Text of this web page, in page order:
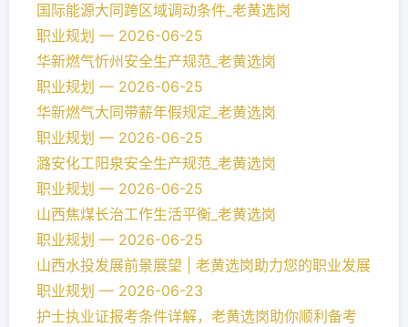
国际能源大同跨区域调动条件_老黄选岗
职业规划 — 2026-06-25
华新燃气忻州安全生产规范_老黄选岗
职业规划 — 2026-06-25
华新燃气大同带薪年假规定_老黄选岗
职业规划 — 2026-06-25
潞安化工阳泉安全生产规范_老黄选岗
职业规划 — 2026-06-25
山西焦煤长治工作生活平衡_老黄选岗
职业规划 — 2026-06-25
山西水投发展前景展望 | 老黄选岗助力您的职业发展
职业规划 — 2026-06-23
护士执业证报考条件详解，老黄选岗助你顺利备考